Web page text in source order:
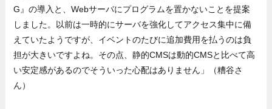
G』の導入と、Webサーバにプログラムを置かないことを提案
しました。以前は一時的にサーバを強化してアクセス集中に備
えていたようですが、イベントのたびに追加費用を払うのは負
担が大きいですよね。その点、静的CMSは動的CMSと比べて高
い安定感があるのでそういった心配はありません」（糟谷さ
ん）